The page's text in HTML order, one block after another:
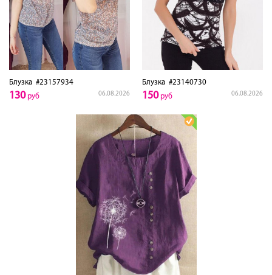
Блузка #23157934
06.08.2026
130руб
Блузка #23140730
06.08.2026
150руб